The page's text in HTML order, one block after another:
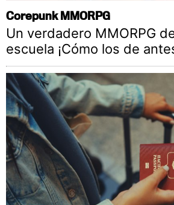
Corepunk MMORPG
Un verdadero MMORPG
escuela ¡Cómo los de